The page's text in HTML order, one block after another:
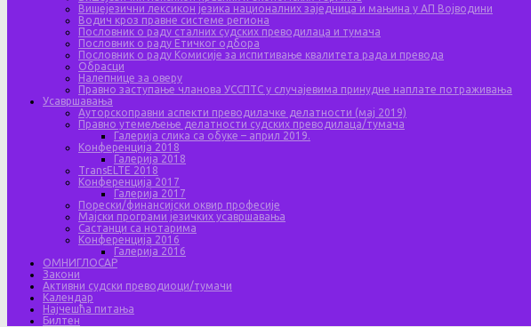
Вишејезични лексикон језика националних заједница и мањина у АП Војводини
Водич кроз правне системе региона
Пословник о раду сталних судских преводилаца и тумача
Пословник о раду Етичког одбора
Пословник о раду Комисије за испитивање квалитета рада и превода
Обрасци
Налепнице за оверу
Правно заступање чланова УССПТС у случајевима принудне наплате потраживања
Усавршавања
Ауторскоправни аспекти преводилачке делатности (мај 2019)
Правно утемељење делатности судских преводилаца/тумача
Галерија слика са обуке – април 2019.
Конференција 2018
Галерија 2018
TransELTE 2018
Конференција 2017
Галерија 2017
Порески/финансијски оквир професије
Мајски програми језичких усавршавања
Састанци са нотарима
Конференција 2016
Галерија 2016
ОМНИГЛОСАР
Закони
Активни судски преводиоци/тумачи
Календар
Најчешћа питања
Билтен